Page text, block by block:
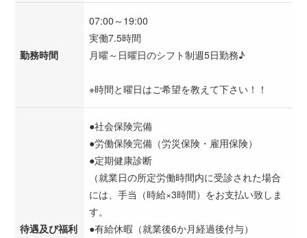
勤務時間
07:00～19:00
実働7.5時間
月曜～日曜日のシフト制週5日勤務♪
※時間と曜日はご希望を教えて下さい！！
待遇及び福利
●社会保険完備
●労働保険完備（労災保険・雇用保険）
●定期健康診断
（就業日の所定労働時間内に受診された場合
には、手当（時給×3時間）をお支払い致しま
す。
●有給休暇（就業後6か月経過後付与）